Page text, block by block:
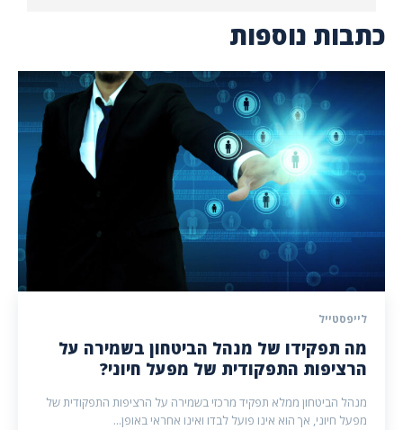
כתבות נוספות
לייפסטייל
מה תפקידו של מנהל הביטחון בשמירה על
הרציפות התפקודית של מפעל חיוני?
מנהל הביטחון ממלא תפקיד מרכזי בשמירה על הרציפות התפקודית של
מפעל חיוני, אך הוא אינו פועל לבדו ואינו אחראי באופן...